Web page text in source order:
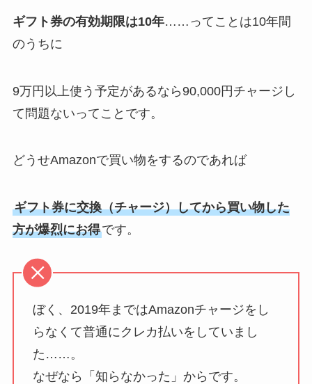
ギフト券の有効期限は10年……ってことは10年間
のうちに
9万円以上使う予定があるなら90,000円チャージし
て問題ないってことです。
どうせAmazonで買い物をするのであれば
ギフト券に交換（チャージ）してから買い物した
方が爆烈にお得です。
ぼく、2019年まではAmazonチャージをし
らなくて普通にクレカ払いをしていまし
た……。
なぜなら「知らなかった」からです。